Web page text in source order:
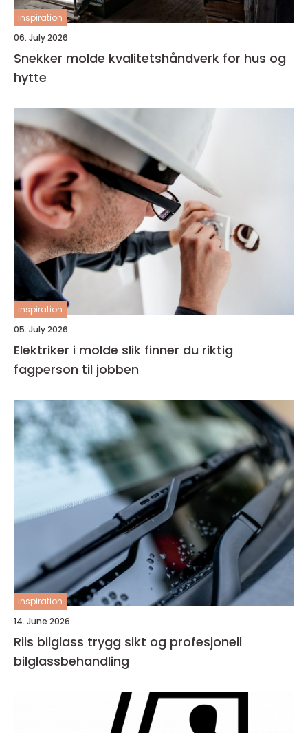
inspiration
06. July 2026
Snekker molde kvalitetshåndverk for hus og
hytte
inspiration
05. July 2026
Elektriker i molde slik finner du riktig
fagperson til jobben
inspiration
14. June 2026
Riis bilglass trygg sikt og profesjonell
bilglassbehandling